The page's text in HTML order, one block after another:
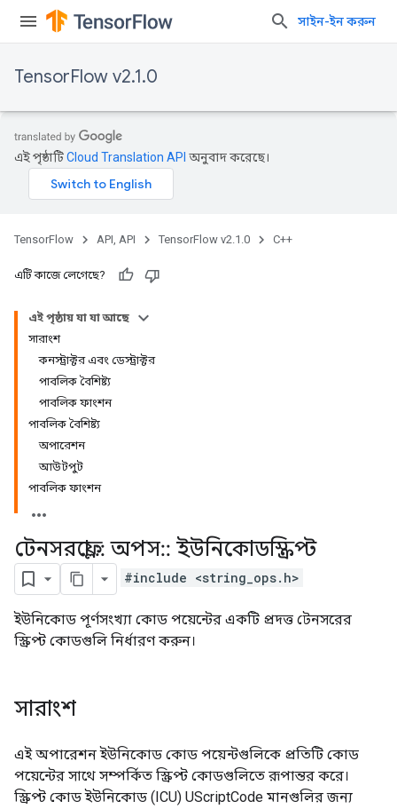
সাইন-ইন করুন
TensorFlow v2.1.0
এই পৃষ্ঠাটিCloud Translation API অনুবাদ করেছে।
TensorFlow API, API TensorFlow v2.1.0 C++
এটি কাজে লেগেছে?
এই পৃষ্ঠায় যা যা আছে
সারাংশ
কনস্ট্রাক্টর এবং ডেস্ট্রাক্টর
পাবলিক বৈশিষ্ট্য
পাবলিক ফাংশন
পাবলিক বৈশিষ্ট্য
অপারেশন
আউটপুট
পাবলিক ফাংশন
টেনসরফ্লো:: অপস:: ইউনিকোডস্ক্রিপ্ট
#include <string_ops.h>
ইউনিকোড পূর্ণসংখ্যা কোড পয়েন্টের একটি প্রদত্ত টেনসরের
স্ক্রিপ্ট কোডগুলি নির্ধারণ করুন।
সারাংশ
এই অপারেশন ইউনিকোড কোড পয়েন্টগুলিকে প্রতিটি কোড
পয়েন্টের সাথে সম্পর্কিত স্ক্রিপ্ট কোডগুলিতে রূপান্তর করে।
স্ক্রিপ্ট কোড ইউনিকোড (ICU) UScriptCode মানগুলির জন্য